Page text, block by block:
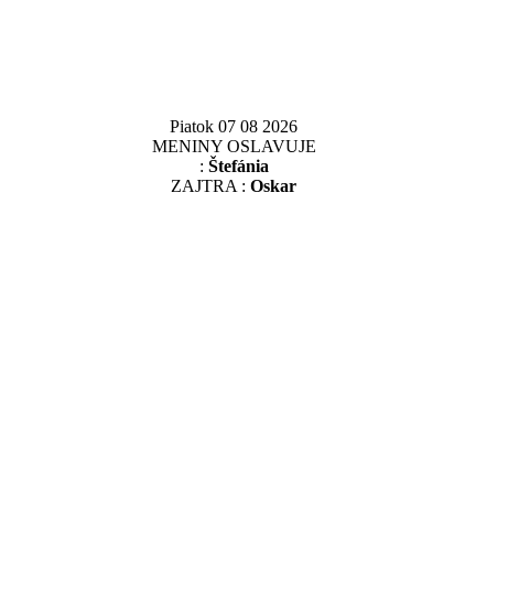
Piatok 07 08 2026
MENINY OSLAVUJE
: Štefánia
ZAJTRA : Oskar